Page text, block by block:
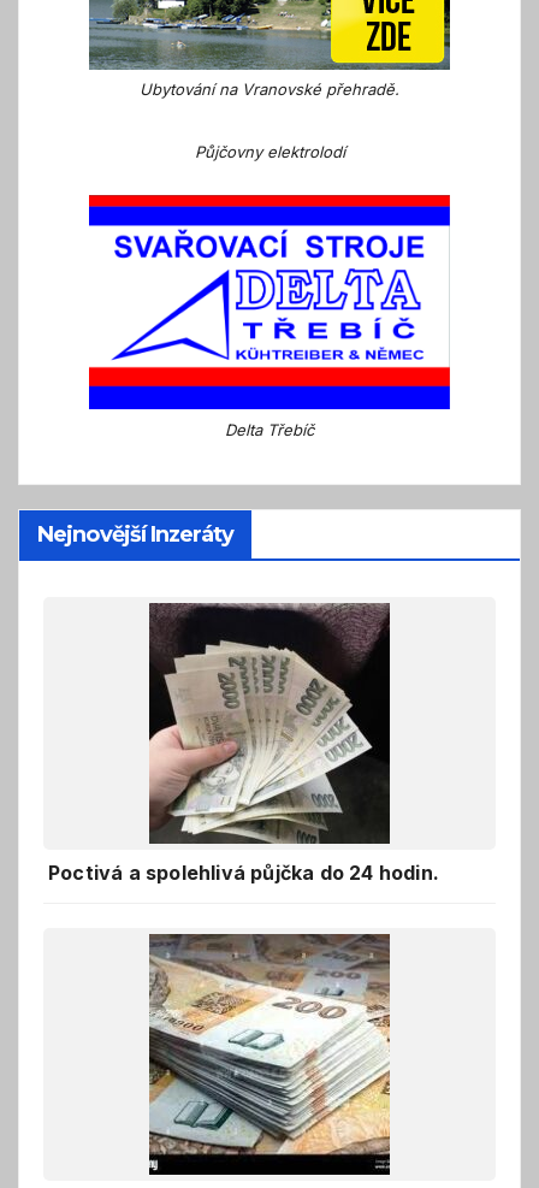
Ubytování na Vranovské přehradě.
Půjčovny elektrolodí
Delta Třebíč
Nejnovější Inzeráty
Poctivá a spolehlivá půjčka do 24 hodin.